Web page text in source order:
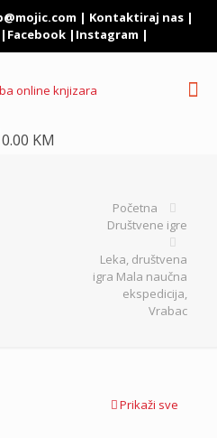
| Kontaktiraj nas |
Facebook| Instagram |
0.00 KM
Početna
Društvene igre
Leka, društvena
igra Mala naučna
ekspedicija,
Vrabac
Prikaži sve